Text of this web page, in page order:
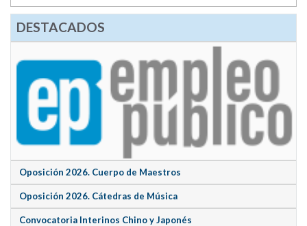
DESTACADOS
Oposición 2026. Cuerpo de Maestros
Oposición 2026. Cátedras de Música
Convocatoria Interinos Chino y Japonés